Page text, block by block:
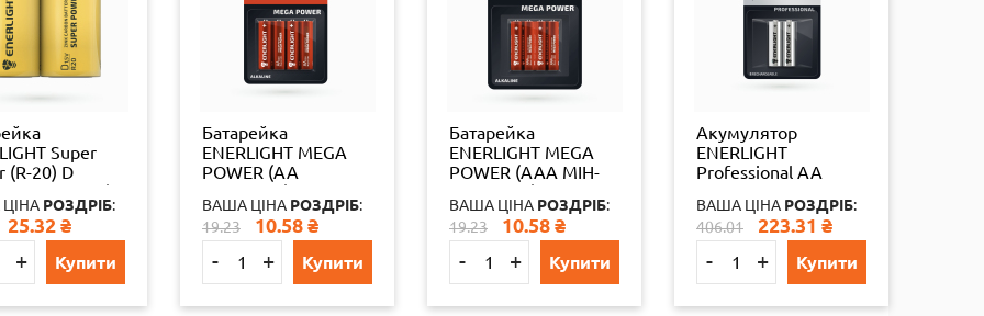
Super
(R-20) D
ТЕХНІЧНА)
РОЗДРІБ:
25.32 ₴
+ Купити
Батарейка
ENERLIGHT MEGA
POWER (AA
ПАЛЬЧИК)
АЛКАЛАЙН
(БЛІСТЕР) 4 шт./бл
4823093501867
65324
ВАША ЦІНА РОЗДРІБ:
19.23
10.58 ₴
- + Купити
Батарейка
ENERLIGHT MEGA
POWER (AAА МІН-
ПАЛЬЧИК)
АЛКАЛАЙН
(БЛІСТЕР) 4 шт./бл
4823093501942
65324
ВАША ЦІНА РОЗДРІБ:
19.23
10.58 ₴
- + Купити
Акумулятор
ENERLIGHT
Professional AA
321 28325
ВАША ЦІНА РОЗДРІБ:
406.01
223.31 ₴
- + Купити